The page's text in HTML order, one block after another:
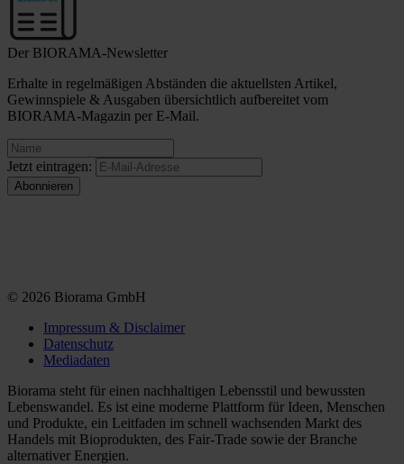
Der BIORAMA-Newsletter
Erhalte in regelmäßigen Abständen die aktuellsten Artikel,
Gewinnspiele & Ausgaben übersichtlich aufbereitet vom
BIORAMA-Magazin per E-Mail.
Jetzt eintragen:
© 2026 Biorama GmbH
Impressum & Disclaimer
Datenschutz
Mediadaten
Biorama steht für einen nachhaltigen Lebensstil und bewussten
Lebenswandel. Es ist eine moderne Plattform für Ideen, Menschen
und Produkte, ein Leitfaden im schnell wachsenden Markt des
Handels mit Bioprodukten, des Fair-Trade sowie der Branche
alternativer Energien.